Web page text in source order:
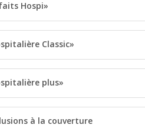
Hospi»
Classic»
plus»
à la couverture